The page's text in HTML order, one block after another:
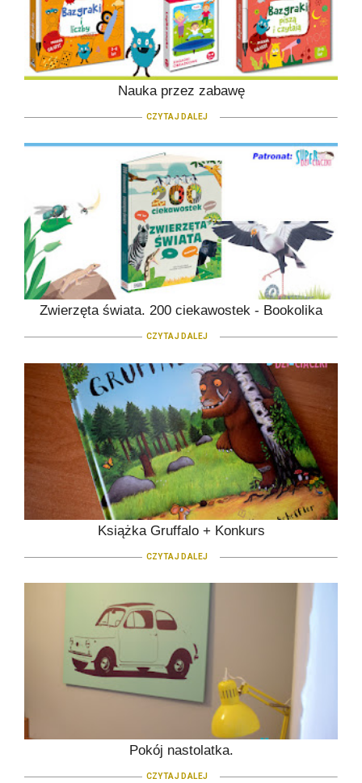
Nauka przez zabawę
CZYTAJ DALEJ
Zwierzęta świata. 200 ciekawostek - Bookolika
CZYTAJ DALEJ
Książka Gruffalo + Konkurs
CZYTAJ DALEJ
Pokój nastolatka.
CZYTAJ DALEJ